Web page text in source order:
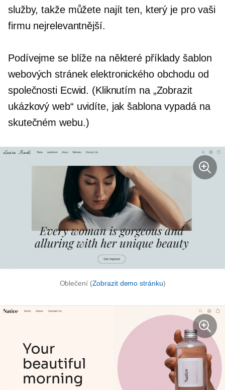
služby, takže můžete najít ten, který je pro vaši
firmu nejrelevantnější.
Podívejme se blíže na některé příklady šablon
webových stránek elektronického obchodu od
společnosti Ecwid. (Kliknutím na „Zobrazit
ukázkový web“ uvidíte, jak šablona vypadá na
skutečném webu.)
Oblečení (Zobrazit demo stránku)